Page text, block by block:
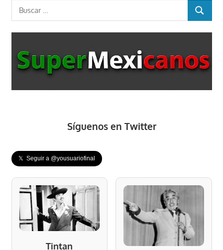
Buscar:
BUSCAR
Síguenos en Twitter
𝕏 Seguir a @yousuariofinal
Tintan